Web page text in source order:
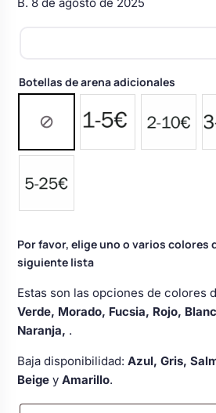
B. 8 de agosto de 2025
Botellas de arena adicionales
Por favor, elige uno o varios colores
siguiente lista
Estas son las opciones de colores
Verde, Morado, Fucsia, Rojo,
Naranja, .
Baja disponibilidad: Azul, Gris,
Beige y Amarillo.